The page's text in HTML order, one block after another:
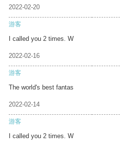
2022-02-20
游客
I called you 2 times. W
2022-02-16
游客
The world's best fantas
2022-02-14
游客
I called you 2 times. W